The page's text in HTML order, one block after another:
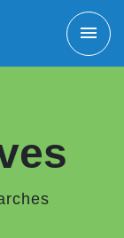
menu